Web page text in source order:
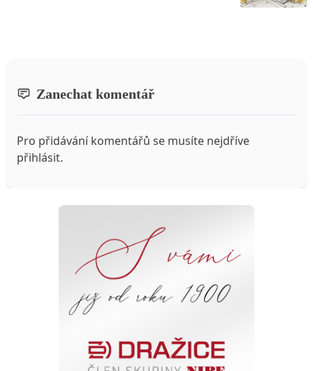
Zanechat komentář
Pro přidávání komentářů se musíte nejdříve
přihlásit.